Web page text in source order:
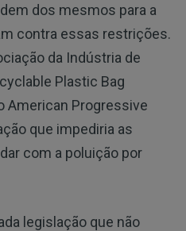
dos mesmos para a
contra essas restrições.
da Indústria de
Plastic Bag
American Progressive
que impediria as
com a poluição por
legislação que não